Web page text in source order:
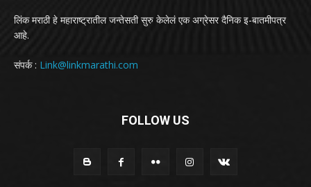
लिंक मराठी हे महाराष्ट्रातील जन्तेसती सुरु केलेलं एक अग्रेसर दैनिक इ-बातमीपत्र
आहे.
संपर्क : Link@linkmarathi.com
FOLLOW US